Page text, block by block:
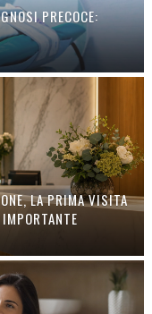
PRECOCE:
LA PRIMA VISITA